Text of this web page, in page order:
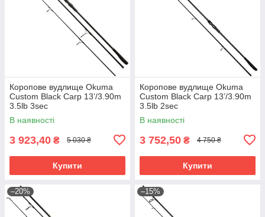
Коропове вудлище Okuma
Custom Black Carp 13’/3.90m
3.5lb 3sec
В наявності
3 923,40 ₴ 5 030 ₴
Купити
Коропове вудлище Okuma
Custom Black Carp 13’/3.90m
3.5lb 2sec
В наявності
3 752,50 ₴ 4 750 ₴
Купити
–20% –15%